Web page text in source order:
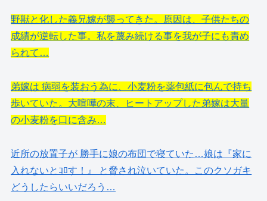
野獣と化した義兄嫁が襲ってきた。原因は、子供たちの
成績が逆転した事。私を蔑み続ける事を我が子にも責め
られて…
弟嫁は 病弱を装おう為に、小麦粉を薬包紙に包んで持ち
歩いていた。大喧嘩の末、ヒートアップした弟嫁は大量
の小麦粉を口に含み…
近所の放置子が 勝手に娘の布団で寝ていた…娘は『家に
入れないとｺﾛす！』 と脅され泣いていた。このクソガキ
どうしたらいいだろう…